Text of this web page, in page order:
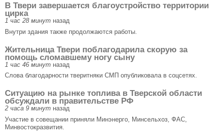
В Твери завершается благоустройство территории
цирка
1 час 28 минут назад
Внутри здания также продолжаются работы.
Жительница Твери поблагодарила скорую за
помощь сломавшему ногу сыну
1 час 46 минут назад
Слова благодарности тверитняки СМП опубликовала в соцсетях.
Ситуацию на рынке топлива в Тверской области
обсуждали в правительстве РФ
2 часа 9 минут назад
Участие в совещании приняли Минэнерго, Минсельхоз, ФАС,
Минвостокразвития.